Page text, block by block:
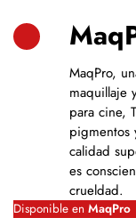
MaqPro,
maquillaje
para cine,
pigmentos
calidad
es
crueldad.
Disponible en MaqPro